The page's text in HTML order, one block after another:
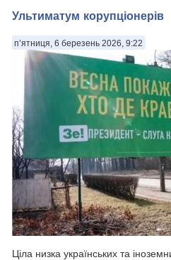
Ультиматум корупціонерів
п’ятниця, 6 березень 2026, 9:22
Ціла низка українських та